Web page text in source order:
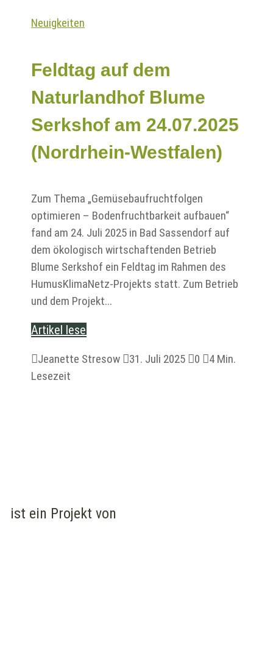
Neuigkeiten
Feldtag auf dem
Naturlandhof Blume
Serkshof am 24.07.2025
(Nordrhein-Westfalen)
Zum Thema „Gemüsebaufruchtfolgen
optimieren – Bodenfruchtbarkeit aufbauen“
fand am 24. Juli 2025 in Bad Sassendorf auf
dem ökologisch wirtschaftenden Betrieb
Blume Serkshof ein Feldtag im Rahmen des
HumusKlimaNetz-Projekts statt. Zum Betrieb
und dem Projekt...
Artikel lesen
Jeanette Stresow 31. Juli 2025 0 4 Min.
Lesezeit
ist ein Projekt von